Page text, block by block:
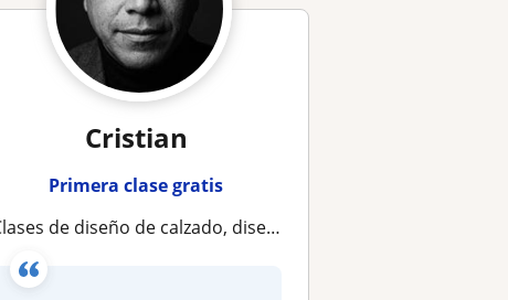
Cristian
Primera clase gratis
clases de diseño de calzado, diseño de suelas, desarrollo de producto, utilizando software especializado